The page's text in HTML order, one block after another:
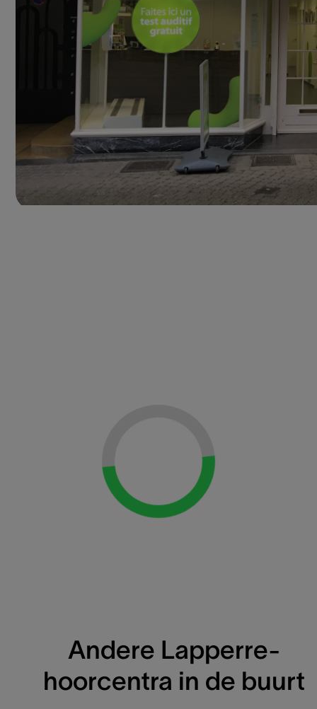
Loading...
Andere Lapperre-
hoorcentra in de buurt